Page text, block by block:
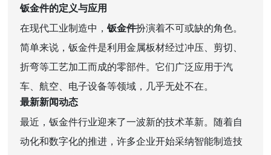
钣金件的定义与应用
在现代工业制造中，钣金件扮演着不可或缺的角色。
简单来说，钣金件是利用金属板材经过冲压、剪切、
折弯等工艺加工而成的零部件。它们广泛应用于汽
车、航空、电子设备等领域，几乎无处不在。
最新新闻动态
最近，钣金件行业迎来了一波新的技术革新。随着自
动化和数字化的推进，许多企业开始采纳智能制造技